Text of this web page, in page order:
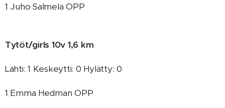
1 Juho Salmela OPP
Tytöt/girls 10v 1,6 km
Lähti: 1 Keskeytti: 0 Hylätty: 0
1 Emma Hedman OPP